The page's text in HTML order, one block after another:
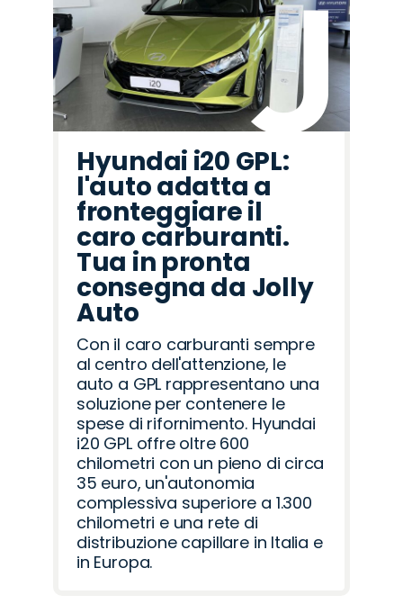
Hyundai i20 GPL:
l'auto adatta a
fronteggiare il
caro carburanti.
Tua in pronta
consegna da Jolly
Auto
Con il caro carburanti sempre
al centro dell'attenzione, le
auto a GPL rappresentano una
soluzione per contenere le
spese di rifornimento. Hyundai
i20 GPL offre oltre 600
chilometri con un pieno di circa
35 euro, un'autonomia
complessiva superiore a 1.300
chilometri e una rete di
distribuzione capillare in Italia e
in Europa.